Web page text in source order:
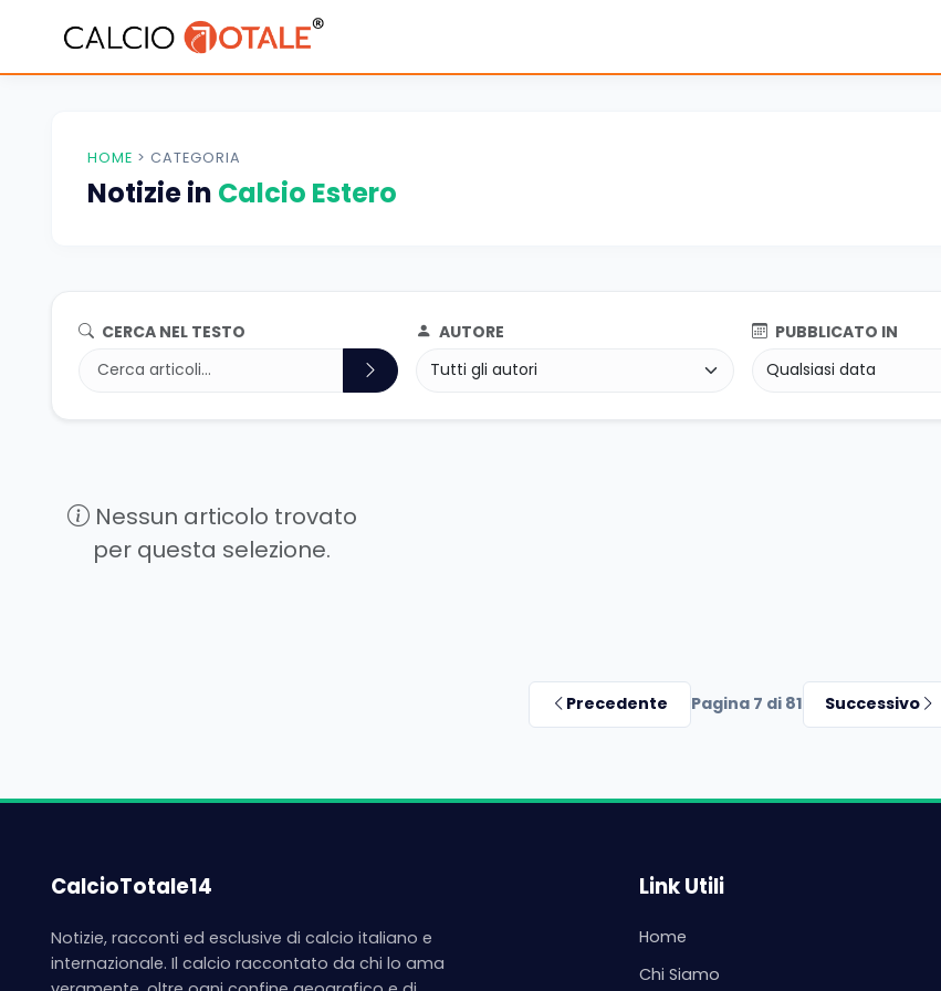
HOME > CATEGORIA
Notizie in Calcio Estero
CERCA NEL TESTO AUTORE PUBBLICATO IN
Nessun articolo trovato
per questa selezione.
Precedente Pagina 7 di 81 Successivo
CalcioTotale14
Notizie, racconti ed esclusive di calcio italiano e
internazionale. Il calcio raccontato da chi lo ama
Link Utili
Home
Chi Siamo